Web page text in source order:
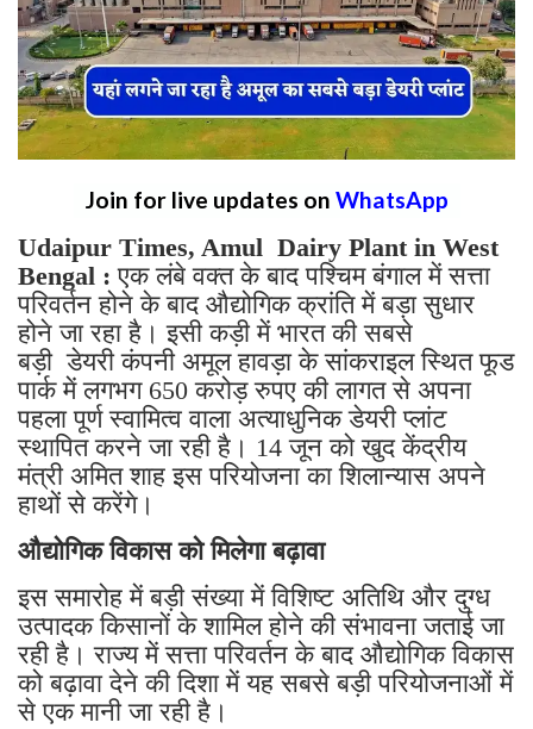
Join for live updates on WhatsApp
Udaipur Times, Amul Dairy Plant in West
Bengal : एक लंबे वक्त के बाद पश्चिम बंगाल में सत्ता
परिवर्तन होने के बाद औद्योगिक क्रांति में बड़ा सुधार
होने जा रहा है। इसी कड़ी में भारत की सबसे
बड़ी डेयरी कंपनी अमूल हावड़ा के सांकराइल स्थित फूड
पार्क में लगभग 650 करोड़ रुपए की लागत से अपना
पहला पूर्ण स्वामित्व वाला अत्याधुनिक डेयरी प्लांट
स्थापित करने जा रही है। 14 जून को खुद केंद्रीय
मंत्री अमित शाह इस परियोजना का शिलान्यास अपने
हाथों से करेंगे।
औद्योगिक विकास को मिलेगा बढ़ावा
इस समारोह में बड़ी संख्या में विशिष्ट अतिथि और दुग्ध
उत्पादक किसानों के शामिल होने की संभावना जताई जा
रही है। राज्य में सत्ता परिवर्तन के बाद औद्योगिक विकास
को बढ़ावा देने की दिशा में यह सबसे बड़ी परियोजनाओं में
से एक मानी जा रही है।